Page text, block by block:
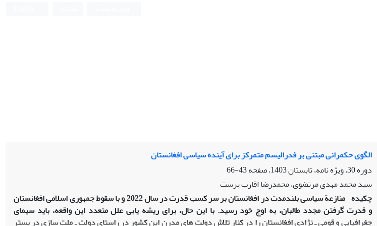
الگوی حکمرانی مبتنی بر فدرالیسم متمرکز برای آینده سیاسی افغانستان
دوره 30، ویژه نامه، تابستان 1403، صفحه
43-66
سید محمد مهدی مرتضوی، محمدرضا اقارب پرست
چکیده
منازعة سیاسی بلندمدت در افغانستان بر سر کسب قدرت در سال 2022 و با سقوط جمهوری اسلامی افغانستان
و قدرت گرفتن مجدد طالبان، به اوج خود رسید. با این حال، برای ریشه‏ یابی علل متعدد این واقعه، باید سیمای
جغرافیایی و قومی ـ نژادی افغانستان را در کنار تلاش دولت ‏های مدرن این کشور در راستای دولت ـ ملت ‏سازی در بستر